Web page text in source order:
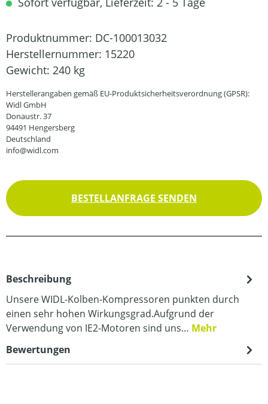
Produktnummer: DC-100013032
Herstellernummer: 15220
Gewicht: 240 kg
Herstellerangaben gemäß EU-Produktsicherheitsverordnung (GPSR):
Widl GmbH
Donaustr. 37
94491 Hengersberg
Deutschland
info@widl.com
BESTELLANFRAGE SENDEN
Beschreibung
Unsere WIDL-Kolben-Kompressoren punkten durch
einen sehr hohen Wirkungsgrad.Aufgrund der
Verwendung von IE2-Motoren sind uns… Mehr
Bewertungen